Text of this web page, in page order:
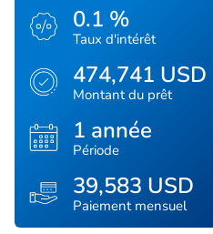
0.1 %
Taux d'intérêt
474,741 USD
Montant du prêt
1 année
Période
39,583 USD
Paiement mensuel